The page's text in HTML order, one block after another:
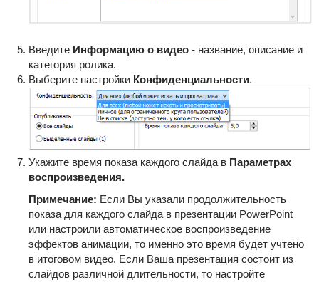
Введите Информацию о видео - название, описание и
категория ролика.
Выберите настройки Конфиденциальности.
Укажите время показа каждого слайда в Параметрах
воспроизведения.
Примечание: Если Вы указали продолжительность
показа для каждого слайда в презентации PowerPoint
или настроили автоматическое воспроизведение
эффектов анимации, то именно это время будет учтено
в итоговом видео. Если Ваша презентация состоит из
слайдов различной длительности, то настройте